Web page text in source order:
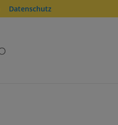
Datenschutz